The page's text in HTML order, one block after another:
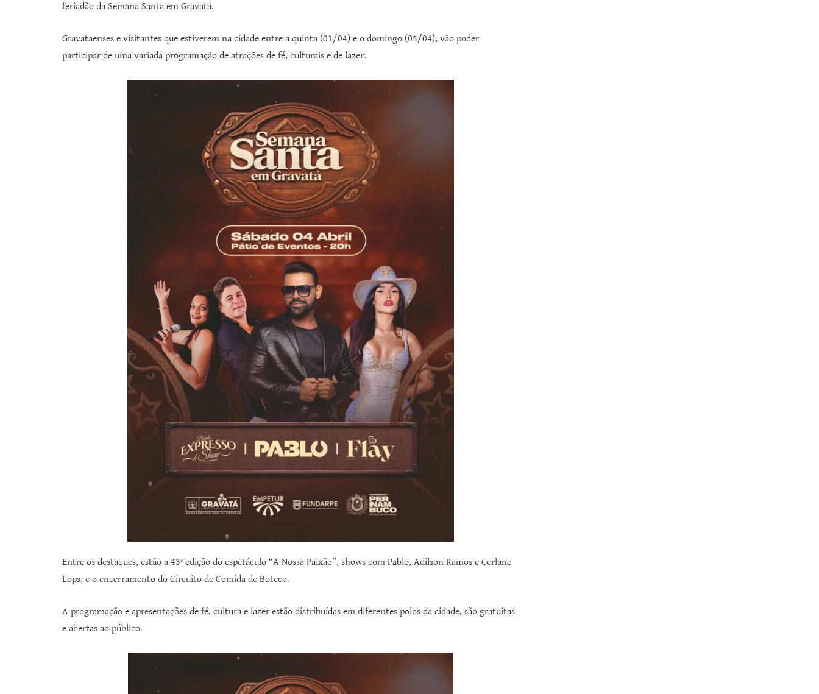
feriadão da Semana Santa em Gravatá.
Gravataenses e visitantes que estiverem na cidade entre a quinta (01/04) e o domingo (05/04), vão poder
participar de uma variada programação de atrações de fé, culturais e de lazer.
Entre os destaques, estão a 43ª edição do espetáculo “A Nossa Paixão”, shows com Pablo, Adilson Ramos e Gerlane
Lops, e o encerramento do Circuito de Comida de Boteco.
A programação e apresentações de fé, cultura e lazer estão distribuídas em diferentes polos da cidade, são gratuitas
e abertas ao público.